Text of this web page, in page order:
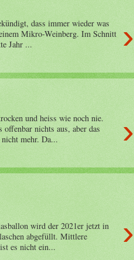
›
dass immer wieder was
Mikro-Weinberg. Im Schnitt
Jahr ...
›
und heiss wie noch nie.
offenbar nichts aus, aber das
mehr. Da...
›
wird der 2021er jetzt in
abgefüllt. Mittlere
es nicht ein...